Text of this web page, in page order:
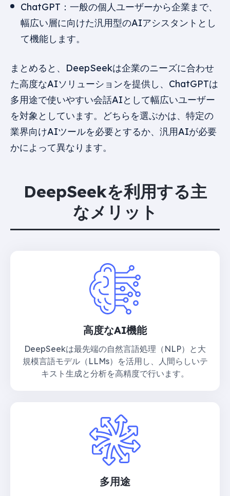
ChatGPT：一般の個人ユーザーから企業まで、
幅広い層に向けた汎用型のAIアシスタントとし
て機能します。
まとめると、DeepSeekは企業のニーズに合わせ
た高度なAIソリューションを提供し、ChatGPTは
多用途で使いやすい会話AIとして幅広いユーザー
を対象としています。どちらを選ぶかは、特定の
業界向けAIツールを必要とするか、汎用AIが必要
かによって異なります。
DeepSeekを利用する主
なメリット
高度なAI機能
DeepSeekは最先端の自然言語処理（NLP）と大
規模言語モデル（LLMs）を活用し、人間らしいテ
キスト生成と分析を高精度で行います。
多用途